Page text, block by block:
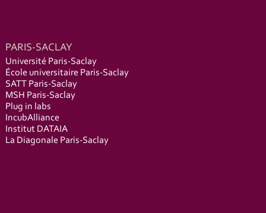
PARIS-SACLAY
Université Paris-Saclay
École universitaire Paris-Saclay
SATT Paris-Saclay
MSH Paris-Saclay
Plug in labs
IncubAlliance
Institut DATAIA
La Diagonale Paris-Saclay